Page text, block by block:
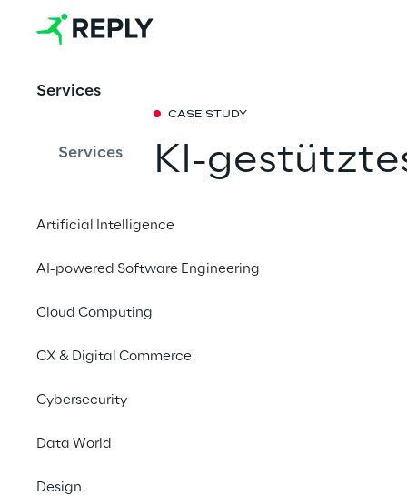
Services
Services
Artificial Intelligence
AI-powered Software Engineering
Cloud Computing
CX & Digital Commerce
Cybersecurity
Data World
Design
CASE STUDY
KI-
transformiert, den